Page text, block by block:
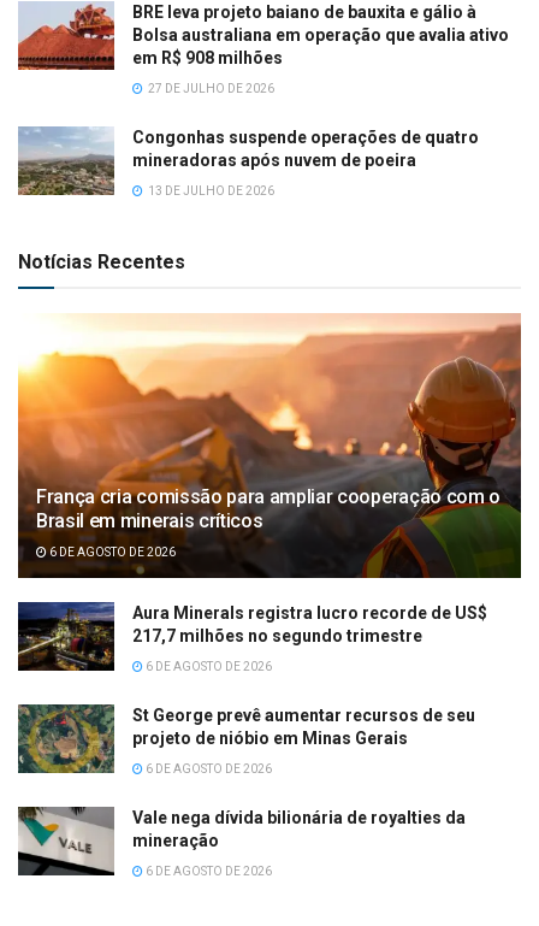
BRE leva projeto baiano de bauxita e gálio à
Bolsa australiana em operação que avalia ativo
em R$ 908 milhões
27 DE JULHO DE 2026
Congonhas suspende operações de quatro
mineradoras após nuvem de poeira
13 DE JULHO DE 2026
Notícias Recentes
França cria comissão para ampliar cooperação com o
Brasil em minerais críticos
6 DE AGOSTO DE 2026
Aura Minerals registra lucro recorde de US$
217,7 milhões no segundo trimestre
6 DE AGOSTO DE 2026
St George prevê aumentar recursos de seu
projeto de nióbio em Minas Gerais
6 DE AGOSTO DE 2026
Vale nega dívida bilionária de royalties da
mineração
6 DE AGOSTO DE 2026